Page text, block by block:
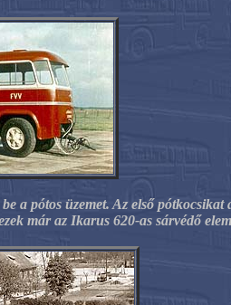
a pótos üzemet. Az első
már az Ikarus 620-as sárvédő